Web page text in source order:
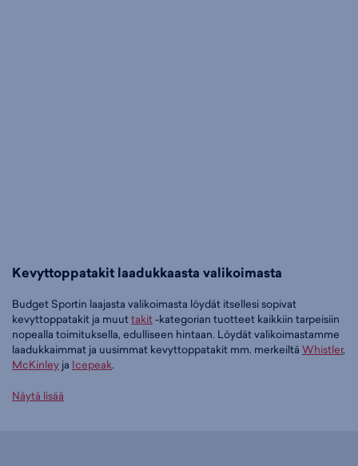
Kevyttoppatakit laadukkaasta valikoimasta
Budget Sportin laajasta valikoimasta löydät itsellesi sopivat
kevyttoppatakit ja muuttakit-kategorian tuotteet kaikkiin tarpeisiin
nopealla toimituksella, edulliseen hintaan. Löydät valikoimastamme
laadukkaimmat ja uusimmat kevyttoppatakit mm. merkeiltä Whistler,
McKinley ja Icepeak.
Tilaa kevyttoppatakit edullisesti Budget Sportilta
Näytä lisää